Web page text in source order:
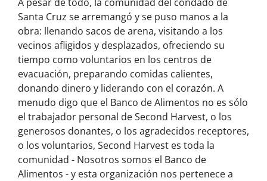
Santa Cruz se arremangó y se puso manos a la
obra: llenando sacos de arena, visitando a los
vecinos afligidos y desplazados, ofreciendo su
tiempo como voluntarios en los centros de
evacuación, preparando comidas calientes,
donando dinero y liderando con el corazón. A
menudo digo que el Banco de Alimentos no es sólo
el trabajador personal de Second Harvest, o los
generosos donantes, o los agradecidos receptores,
o los voluntarios, Second Harvest es toda la
comunidad - Nosotros somos el Banco de
Alimentos - y esta organización nos pertenece a